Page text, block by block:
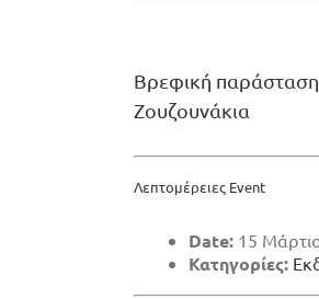
Βρεφική
Ζουζουνάκια
Λεπτομέρειες Event
Date: 15
Κατηγορίες: